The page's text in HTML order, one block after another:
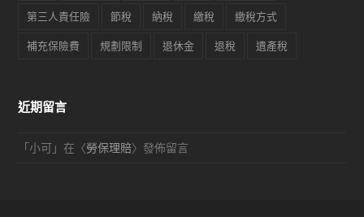
第三人責任險 節稅 納稅 繳稅 繳稅方式
補充保險費 規劃限制 退休金 退稅 遺產稅
近期留言
「 小可 」在〈勞保理賠〉發佈留言